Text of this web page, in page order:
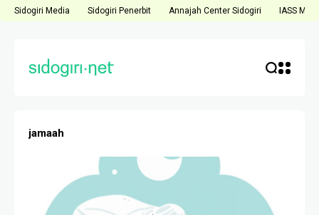
Sidogiri Media Sidogiri Penerbit Annajah Center Sidogiri IASS
jamaah